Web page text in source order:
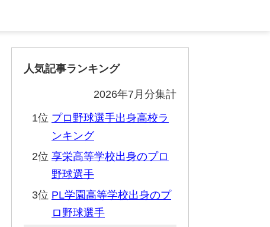
人気記事ランキング
2026年7月分集計
1位 プロ野球選手出身高校ラ
ンキング
2位 享栄高等学校出身のプロ
野球選手
3位 PL学園高等学校出身のプ
ロ野球選手